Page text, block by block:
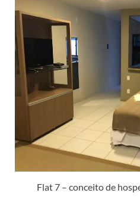
Flat 7 – conceito de